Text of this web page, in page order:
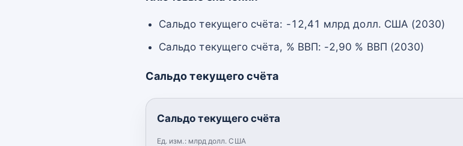
Сальдо текущего счёта: -12,41 млрд долл. США (2030)
Сальдо текущего счёта, % ВВП: -2,90 % ВВП (2030)
Сальдо текущего счёта
Сальдо текущего счёта
Ед. изм.: млрд долл. США